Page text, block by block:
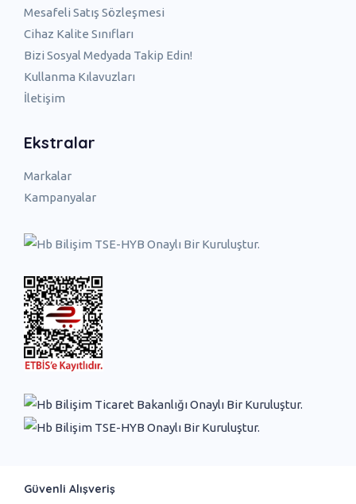
Mesafeli Satış Sözleşmesi
Cihaz Kalite Sınıfları
Bizi Sosyal Medyada Takip Edin!
Kullanma Kılavuzları
İletişim
Ekstralar
Markalar
Kampanyalar
Güvenli Alışveriş